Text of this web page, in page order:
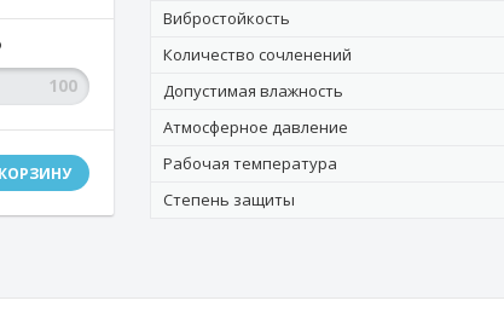
Вибростойкость
Количество сочленений
Допустимая влажность
Атмосферное давление
Рабочая температура
Степень защиты